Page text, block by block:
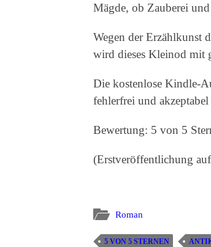
Mägde, ob Zauberei
Wegen der Erzählkunst
wird dieses Kleinod mit
Die kostenlose Kindle-
fehlerfrei und akzeptabel
Bewertung: 5 von 5
(Erstveröffentlichung
Roman
5 VON 5 STERNEN